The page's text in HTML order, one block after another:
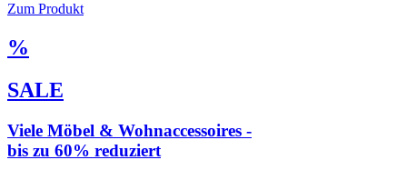
Zum Produkt
%
SALE
Viele Möbel & Wohnaccessoires -
bis zu 60% reduziert